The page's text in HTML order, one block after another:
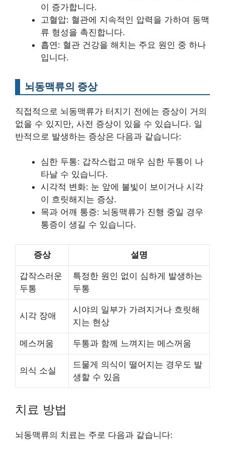
이 증가합니다.
고혈압: 혈관에 지속적인 압력을 가하여 동맥
류 형성을 촉진합니다.
흡연: 혈관 건강을 해치는 주요 원인 중 하나
입니다.
뇌동맥류의 증상
직접적으로 뇌동맥류가 터지기 전에는 증상이 거의
없을 수 있지만, 사전 증상이 있을 수 있습니다. 일
반적으로 발생하는 증상은 다음과 같습니다:
심한 두통: 갑작스럽고 매우 심한 두통이 나
타날 수 있습니다.
시각적 변화: 눈 앞에 불빛이 보이거나 시각
이 흐릿해지는 증상.
목과 어깨 통증: 뇌동맥류가 진행 중일 경우
통증이 생길 수 있습니다.
증상 설명
갑작스러운
두통
특정한 원인 없이 심하게 발생하는
두통
시각 장애
시야의 일부가 가려지거나 흐릿해
지는 현상
메스꺼움 두통과 함께 느껴지는 메스꺼움
의식 소실
드물게 의식이 떨어지는 경우도 발
생할 수 있음
치료 방법
뇌동맥류의 치료는 주로 다음과 같습니다: